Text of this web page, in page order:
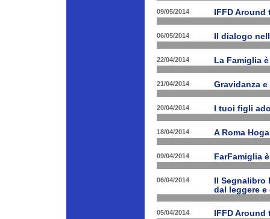
09/05/2014 IFFD
06/05/2014 Il dialogo
22/04/2014 La Famiglia
21/04/2014 Gravidanza
20/04/2014 I tuoi figli
18/04/2014 A Roma
09/04/2014 FarFamiglia
06/04/2014
Il
dal leggere
05/04/2014 IFFD